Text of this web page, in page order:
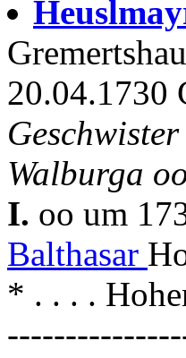
20.04.1730
Walburga
I. oo um
Balthasar
* . . . .